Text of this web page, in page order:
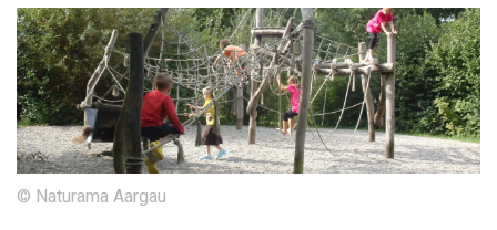
© Naturama Aargau